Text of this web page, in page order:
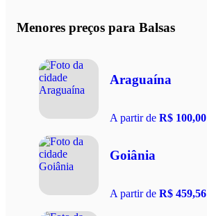
Menores preços para Balsas
Araguaína
A partir de R$ 100,00
Goiânia
A partir de R$ 459,56